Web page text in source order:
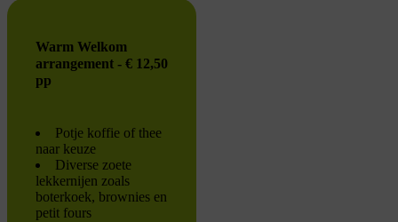
Warm Welkom
arrangement - € 12,50
pp
Potje koffie of thee
naar keuze
Diverse zoete
lekkernijen zoals
boterkoek, brownies en
petit fours